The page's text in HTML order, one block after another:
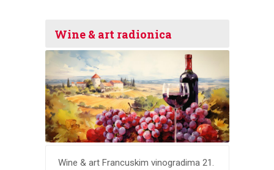
Wine & art radionica
Wine & art Francuskim vinogradima 21.